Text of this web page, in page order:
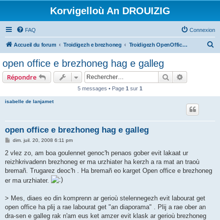
Korvigelloù An DROUIZIG
FAQ Connexion
Accueil du forum Troidigezh e brezhoneg Troidigezh OpenOffice.org e brezhoneg (1.1.x, 2.x ha 3.x)
open office e brezhoneg hag e galleg
Répondre Rechercher
5 messages • Page 1 sur 1
isabelle de lanjamet
open office e brezhoneg hag e galleg
M
s
a
g
dim. juil. 20, 2008 6:11 pm
2 vlez zo, am boa goulennet genoc'h penaos gober evit lakaat ur
reizhkrivadenn brezhoneg er ma urzhiater ha kerzh a ra mat an traoù
bremañ. Trugarez deoc'h . Ha bremañ eo karget Open office e brezhoneg
er ma urzhiater.
> Mes, diaes eo din komprenn ar gerioù stelennegezh evit labourat get
open office ha plij a rae labourat get "an diaporama" . Plij a rae ober an
dra-sen e galleg rak n'am eus ket amzer evit klask ar gerioù brezhoneg